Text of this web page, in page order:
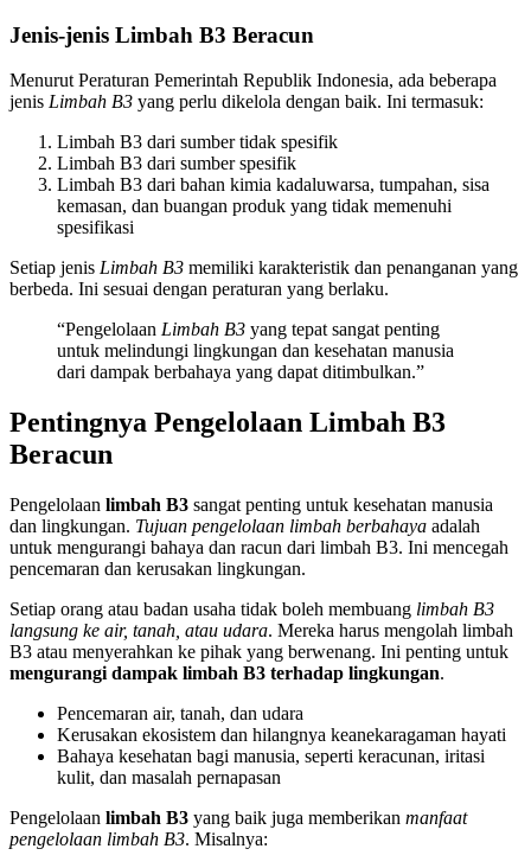
Jenis-jenis Limbah B3 Beracun
Menurut Peraturan Pemerintah Republik Indonesia, ada beberapa
jenis Limbah B3 yang perlu dikelola dengan baik. Ini termasuk:
Limbah B3 dari sumber tidak spesifik
Limbah B3 dari sumber spesifik
Limbah B3 dari bahan kimia kadaluwarsa, tumpahan, sisa
kemasan, dan buangan produk yang tidak memenuhi
spesifikasi
Setiap jenis Limbah B3 memiliki karakteristik dan penanganan yang
berbeda. Ini sesuai dengan peraturan yang berlaku.
“Pengelolaan Limbah B3 yang tepat sangat penting
untuk melindungi lingkungan dan kesehatan manusia
dari dampak berbahaya yang dapat ditimbulkan.”
Pentingnya Pengelolaan Limbah B3
Beracun
Pengelolaan limbah B3 sangat penting untuk kesehatan manusia
dan lingkungan. Tujuan pengelolaan limbah berbahaya adalah
untuk mengurangi bahaya dan racun dari limbah B3. Ini mencegah
pencemaran dan kerusakan lingkungan.
Setiap orang atau badan usaha tidak boleh membuang limbah B3
langsung ke air, tanah, atau udara. Mereka harus mengolah limbah
B3 atau menyerahkan ke pihak yang berwenang. Ini penting untuk
mengurangi dampak limbah B3 terhadap lingkungan.
Pencemaran air, tanah, dan udara
Kerusakan ekosistem dan hilangnya keanekaragaman hayati
Bahaya kesehatan bagi manusia, seperti keracunan, iritasi
kulit, dan masalah pernapasan
Pengelolaan limbah B3 yang baik juga memberikan manfaat
pengelolaan limbah B3. Misalnya: